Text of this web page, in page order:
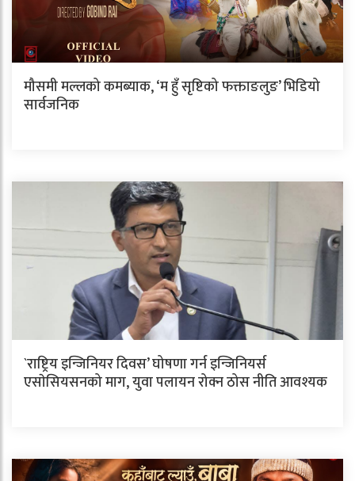
मौसमी मल्लको कमब्याक, ‘म हुँ सृष्टिको फक्ताङलुङ’ भिडियो
सार्वजनिक
`राष्ट्रिय इन्जिनियर दिवस’ घोषणा गर्न इन्जिनियर्स
एसाेसियसनको माग, युवा पलायन रोक्न ठोस नीति आवश्यक